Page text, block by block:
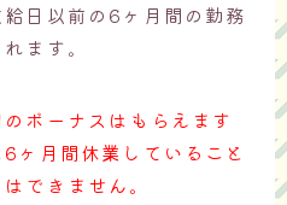
日以前の6ヶ月間の勤務
ます。
ボーナスはもらえます
ヶ月間休業していること
できません。